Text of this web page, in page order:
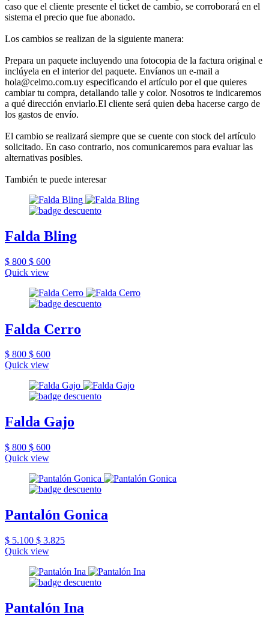
caso que el cliente presente el ticket de cambio, se corroborará en el
sistema el precio que fue abonado.
Los cambios se realizan de la siguiente manera:
Prepara un paquete incluyendo una fotocopia de la factura original e
inclúyela en el interior del paquete. Envíanos un e-mail a
hola@celmo.com.uy especificando el artículo por el que quieres
cambiar tu compra, detallando talle y color. Nosotros te indicaremos
a qué dirección enviarlo.El cliente será quien deba hacerse cargo de
los gastos de envío.
El cambio se realizará siempre que se cuente con stock del artículo
solicitado. En caso contrario, nos comunicaremos para evaluar las
alternativas posibles.
También te puede interesar
Falda Bling
$ 800 $ 600
Quick view
Falda Cerro
$ 800 $ 600
Quick view
Falda Gajo
$ 800 $ 600
Quick view
Pantalón Gonica
$ 5.100 $ 3.825
Quick view
Pantalón Ina